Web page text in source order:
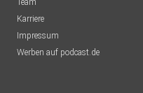
Team
Karriere
Impressum
Werben auf podcast.de